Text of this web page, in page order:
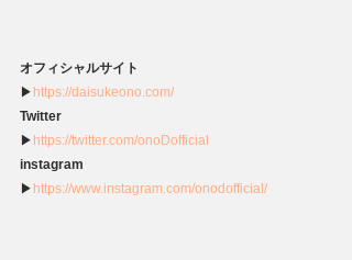
オフィシャルサイト
▶ https://daisukeono.com/
Twitter
▶ https://twitter.com/onoDofficial
instagram
▶ https://www.instagram.com/onodofficial/